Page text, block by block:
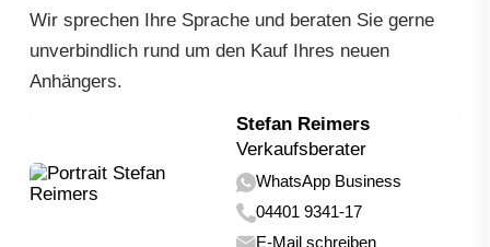
Wir sprechen Ihre Sprache und beraten Sie gerne
unverbindlich rund um den Kauf Ihres neuen
Anhängers.
Stefan Reimers
Verkaufsberater
WhatsApp Business
04401 9341-17
E-Mail schreiben